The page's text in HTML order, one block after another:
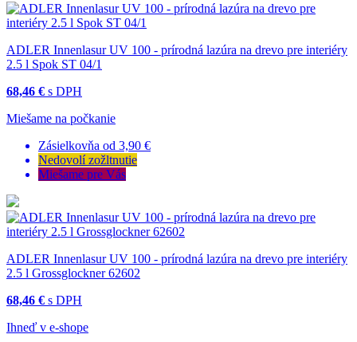
ADLER Innenlasur UV 100 - prírodná lazúra na drevo pre interiéry
2.5 l Spok ST 04/1
68,46 € s DPH
Miešame na počkanie
Zásielkovňa od 3,90 €
Nedovolí zožltnutie
Miešame pre Vás
ADLER Innenlasur UV 100 - prírodná lazúra na drevo pre interiéry
2.5 l Grossglockner 62602
68,46 € s DPH
Ihneď v e-shope